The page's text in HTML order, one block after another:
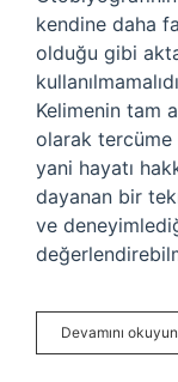
kendine daha
olduğu gibi
Kelimenin tam
olarak
yani hayatı
dayanan bir
ve
Devamını okuyun